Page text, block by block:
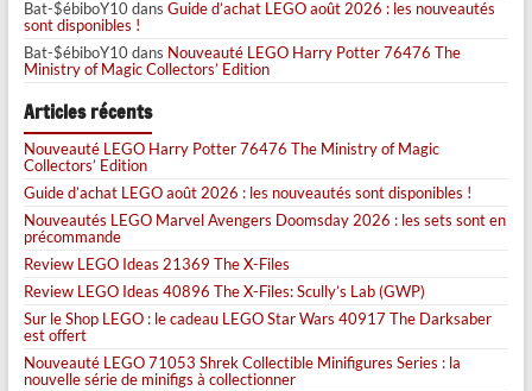
Bat-$ébiboY10dans Guide d’achat LEGO août 2026 : les nouveautés
sont disponibles !
Bat-$ébiboY10dans Nouveauté LEGO Harry Potter 76476 The
Ministry of Magic Collectors’ Edition
Articles récents
Nouveauté LEGO Harry Potter 76476 The Ministry of Magic
Collectors’ Edition
Guide d’achat LEGO août 2026 : les nouveautés sont disponibles !
Nouveautés LEGO Marvel Avengers Doomsday 2026 : les sets sont en
précommande
Review LEGO Ideas 21369 The X-Files
Review LEGO Ideas 40896 The X-Files: Scully’s Lab (GWP)
Sur le Shop LEGO : le cadeau LEGO Star Wars 40917 The Darksaber
est offert
Nouveauté LEGO 71053 Shrek Collectible Minifigures Series : la
nouvelle série de minifigs à collectionner